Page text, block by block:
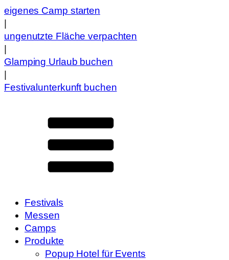
eigenes Camp starten
ungenutzte Fläche verpachten
Glamping Urlaub buchen
Festivalunterkunft buchen
Festivals
Messen
Camps
Produkte
Popup Hotel für Events